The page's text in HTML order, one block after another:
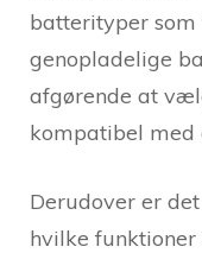
batterityper som
genopladelige
afgørende at
kompatibel med
Derudover er
hvilke